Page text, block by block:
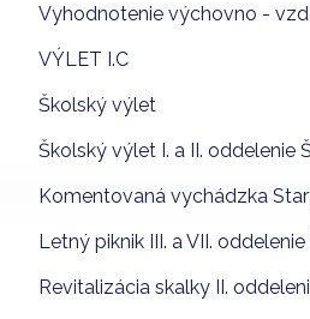
Vyhodnotenie výchovno -
VÝLET I.C
Školský výlet
Školský výlet I. a II. oddelenie
Komentovaná vychádzka
Letný piknik III. a VII. oddelenie
Revitalizácia skalky II.